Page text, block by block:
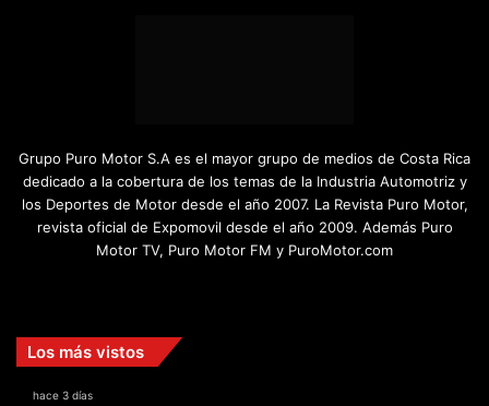
Grupo Puro Motor S.A es el mayor grupo de medios de Costa Rica
dedicado a la cobertura de los temas de la Industria Automotriz y
los Deportes de Motor desde el año 2007. La Revista Puro Motor,
revista oficial de Expomovil desde el año 2009. Además Puro
Motor TV, Puro Motor FM y PuroMotor.com
Los más vistos
hace 3 días